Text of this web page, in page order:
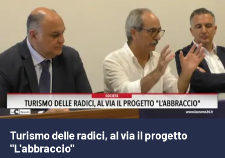
Turismo delle radici, al via il progetto
"L'abbraccio"